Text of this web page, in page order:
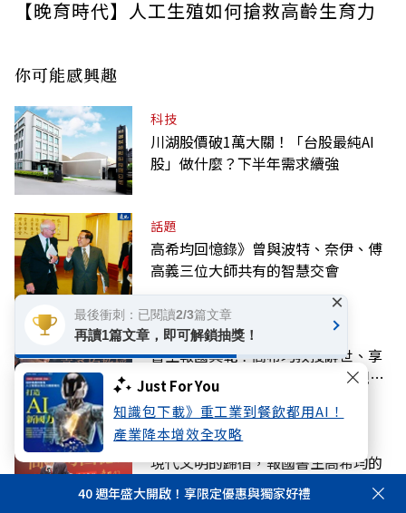
Just For You
知識包下載》重工業到餐飲都用AI！
產業降本增效全攻略
【晚育時代】人工生殖如何搶救高齡生育力
你可能感興趣
科技
川湖股價破1萬大關！「台股最純AI
股」做什麼？下半年需求續強
話題
高希均回憶錄》曾與波特、奈伊、傅
高義三位大師共有的智慧交會
話題
書生報國典範！高希均教授辭世、享
耆壽90歲，為華人世界留下進步觀念
的精神遺產
話題
現代文明的歸宿，報國書生高希均的
最後心願：和平幸福
40 週年盛大開啟！享限定優惠與獨家好禮
最後衝刺：已閱讀2/3篇文章
再讀1篇文章，即可解鎖抽獎！
×